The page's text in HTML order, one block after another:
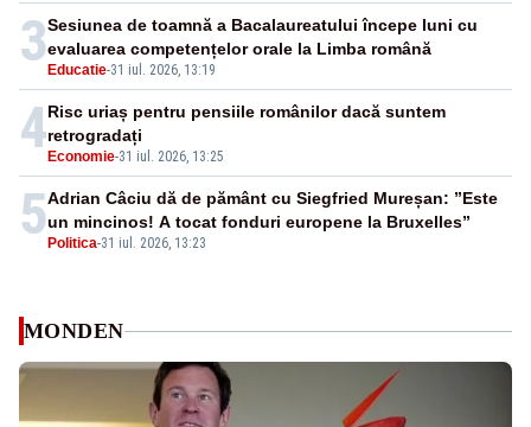
3 Educatie-31 iul. 2026, 13:19
Sesiunea de toamnă a Bacalaureatului începe luni cu
evaluarea competențelor orale la Limba română
4 Economie-31 iul. 2026, 13:25
Risc uriaș pentru pensiile românilor dacă suntem
retrogradați
5 Politica-31 iul. 2026, 13:23
Adrian Câciu dă de pământ cu Siegfried Mureșan: ”Este
un mincinos! A tocat fonduri europene la Bruxelles”
MONDEN